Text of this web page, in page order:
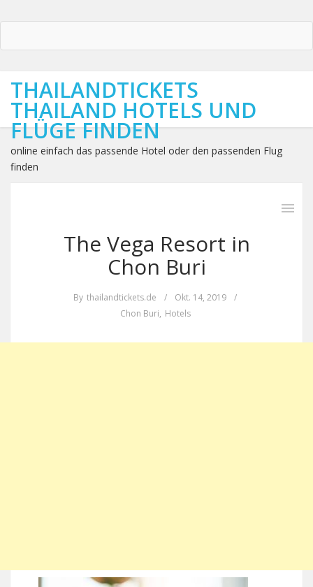
THAILANDTICKETS
THAILAND HOTELS UND
FLÜGE FINDEN
online einfach das passende Hotel oder den passenden Flug
finden
The Vega Resort in
Chon Buri
By thailandtickets.de / Okt. 14, 2019
/
Chon Buri, Hotels